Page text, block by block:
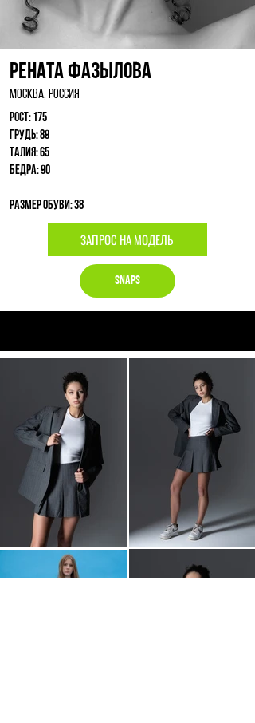
Рената Фазылова
Москва, Россия
Рост: 175
Грудь: 89
Талия: 65
Бедра: 90
Размер обуви: 38
ЗАПРОС НА МОДЕЛЬ
Snaps